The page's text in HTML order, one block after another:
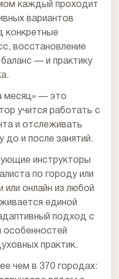
каждый проходит
вариантов
конкретные
восстановление
— и практику
месяц» — это
учится работать с
и отслеживать
до и после занятий.
инструкторы
по городу или
онлайн из любой
единой
подход с
особенностей
практик.
чем в 370 городах: